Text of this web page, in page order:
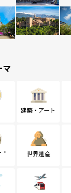
マ
建築・アート
世界遺産